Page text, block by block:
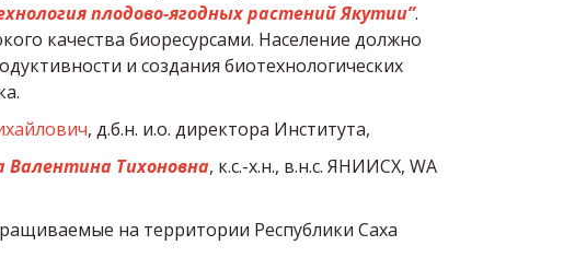
плодово-ягодных растений Якутии”.
качества биоресурсами. Население должно
и создания биотехнологических
, д.б.н. и.о. директора Института,
Валентина Тихоновна, к.с.-х.н., в.н.с. ЯНИИСХ, WA
на территории Республики Саха